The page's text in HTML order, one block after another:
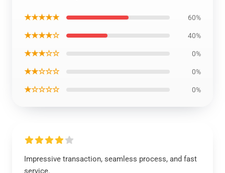
★★★★★ 60%
★★★★☆ 40%
★★★☆☆ 0%
★★☆☆☆ 0%
★☆☆☆☆ 0%
Impressive transaction, seamless process, and fast
service.